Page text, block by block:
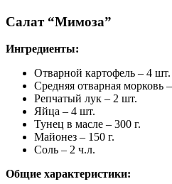
Салат “Мимоза”
Ингредиенты:
Отварной картофель – 4 шт.
Средняя отварная морковь
Репчатый лук – 2 шт.
Яйца – 4 шт.
Тунец в масле – 300 г.
Майонез – 150 г.
Соль – 2 ч.л.
Общие характеристики: